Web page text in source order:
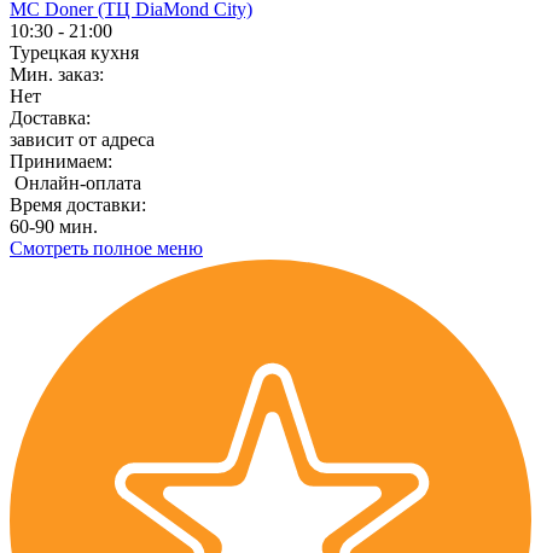
MC Doner (ТЦ DiaMond City)
10:30 - 21:00
Турецкая кухня
Мин. заказ:
Нет
Доставка:
зависит от адреса
Принимаем:
Онлайн-оплата
Время доставки:
60-90 мин.
Смотреть полное меню